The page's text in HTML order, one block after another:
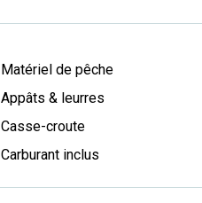
Matériel de pêche
Appâts & leurres
Casse-croute
Carburant inclus